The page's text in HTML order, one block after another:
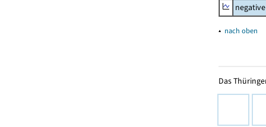
▴ nach oben
Das